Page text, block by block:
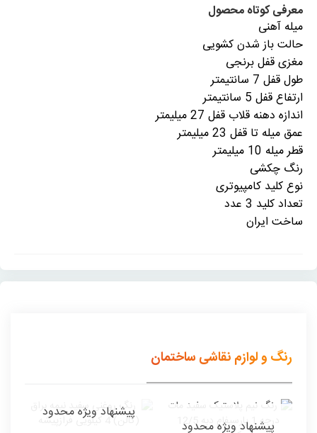
معرفی کوتاه محصول
میله آهنی
حالت باز شدن کشویی
مغزی قفل برنجی
طول قفل 7 سانتیمتر
ارتفاع قفل 5 سانتیمتر
اندازه دهنه قلاب قفل 27 میلیمتر
عمق میله تا قفل 23 میلیمتر
قطر میله 10 میلیمتر
رنگ چکشی
نوع کلید کامپیوتری
تعداد کلید 3 عدد
ساخت ایران
رنگ و لوازم نقاشی ساختمان
پیشنهاد ویژه محدود
پیشنهاد ویژه محدود